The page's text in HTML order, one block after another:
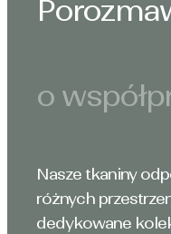
o
Nasze tkaniny
różnych
dedykowane